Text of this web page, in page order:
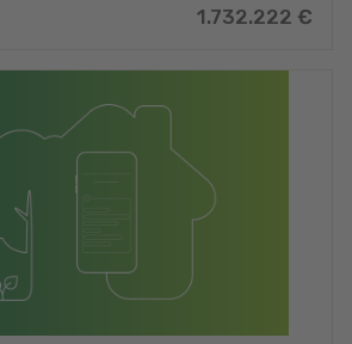
1.732.222 €